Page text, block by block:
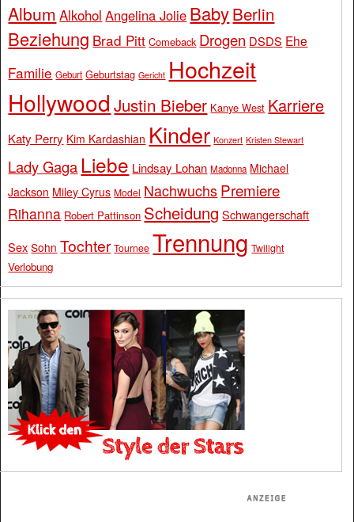
Album Alkohol Angelina Jolie BabyBerlin
Beziehung Brad Pitt Comeback Drogen DSDS Ehe
Familie Geburt Geburtstag Gericht Hochzeit
Hollywood Justin Bieber Kanye West Karriere
Katy Perry Kim Kardashian Kinder Konzert Kristen Stewart
Lady Gaga Liebe Lindsay Lohan Madonna Michael
Jackson Miley Cyrus Model Nachwuchs Premiere
Rihanna Robert Pattinson Scheidung Schwangerschaft
Sex Sohn Tochter Tournee Trennung Twilight
Verlobung